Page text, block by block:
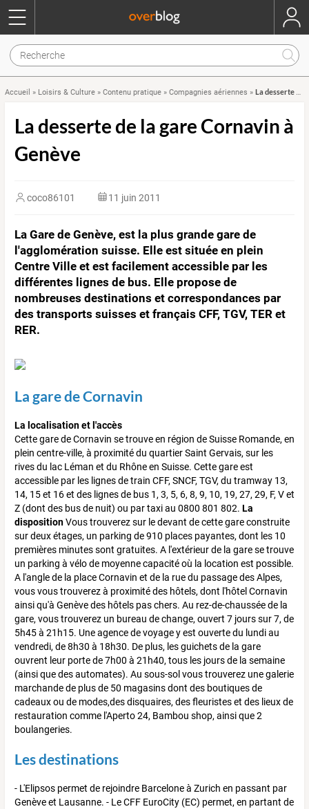
Accueil » Loisirs & Culture » Contenu pratique » Compagnies aériennes » La desserte de la gare Cornavin à Genève
La desserte de la gare Cornavin à
Genève
coco86101 11 juin 2011
La Gare de Genève, est la plus grande gare de
l'agglomération suisse. Elle est située en plein
Centre Ville et est facilement accessible par les
différentes lignes de bus. Elle propose de
nombreuses destinations et correspondances par
des transports suisses et français CFF, TGV, TER et
RER.
La gare de Cornavin
La localisation et l'accès
Cette gare de Cornavin se trouve en région de Suisse Romande, en
plein centre-ville, à proximité du quartier Saint Gervais, sur les
rives du lac Léman et du Rhône en Suisse. Cette gare est
accessible par les lignes de train CFF, SNCF, TGV, du tramway 13,
14, 15 et 16 et des lignes de bus 1, 3, 5, 6, 8, 9, 10, 19, 27, 29, F, V et
Z (dont des bus de nuit) ou par taxi au 0800 801 802. La
dispositionVous trouverez sur le devant de cette gare construite
sur deux étages, un parking de 910 places payantes, dont les 10
premières minutes sont gratuites. A l'extérieur de la gare se trouve
un parking à vélo de moyenne capacité où la location est possible.
A l'angle de la place Cornavin et de la rue du passage des Alpes,
vous vous trouverez à proximité des hôtels, dont l'hôtel Cornavin
ainsi qu'à Genève des hôtels pas chers. Au rez-de-chaussée de la
gare, vous trouverez un bureau de change, ouvert 7 jours sur 7, de
5h45 à 21h15. Une agence de voyage y est ouverte du lundi au
vendredi, de 8h30 à 18h30. De plus, les guichets de la gare
ouvrent leur porte de 7h00 à 21h40, tous les jours de la semaine
(ainsi que des automates). Au sous-sol vous trouverez une galerie
marchande de plus de 50 magasins dont des boutiques de
cadeaux ou de modes,des disquaires, des fleuristes et des lieux de
restauration comme l'Aperto 24, Bambou shop, ainsi que 2
boulangeries.
Les destinations
- L'Elipsos permet de rejoindre Barcelone à Zurich en passant par
Genève et Lausanne. - Le CFF EuroCity (EC) permet, en partant de